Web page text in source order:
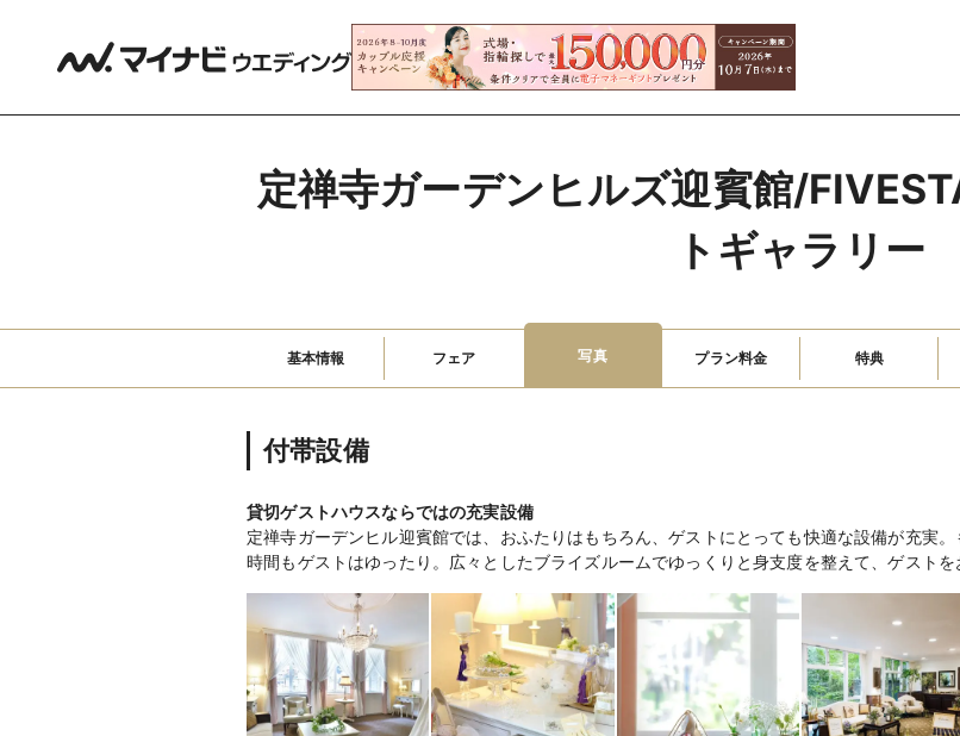
定禅寺ガーデンヒルズ迎賓館/
トギャラリー
基本情報 フェア 写真 プラン料金 特典
付帯設備
貸切ゲストハウスならではの充実設備
定禅寺ガーデンヒル迎賓館では、おふたりはもちろん、ゲストにとっても快適な設備が充実
時間もゲストはゆったり。広々としたブライズルームでゆっくりと身支度を整えて、ゲストを